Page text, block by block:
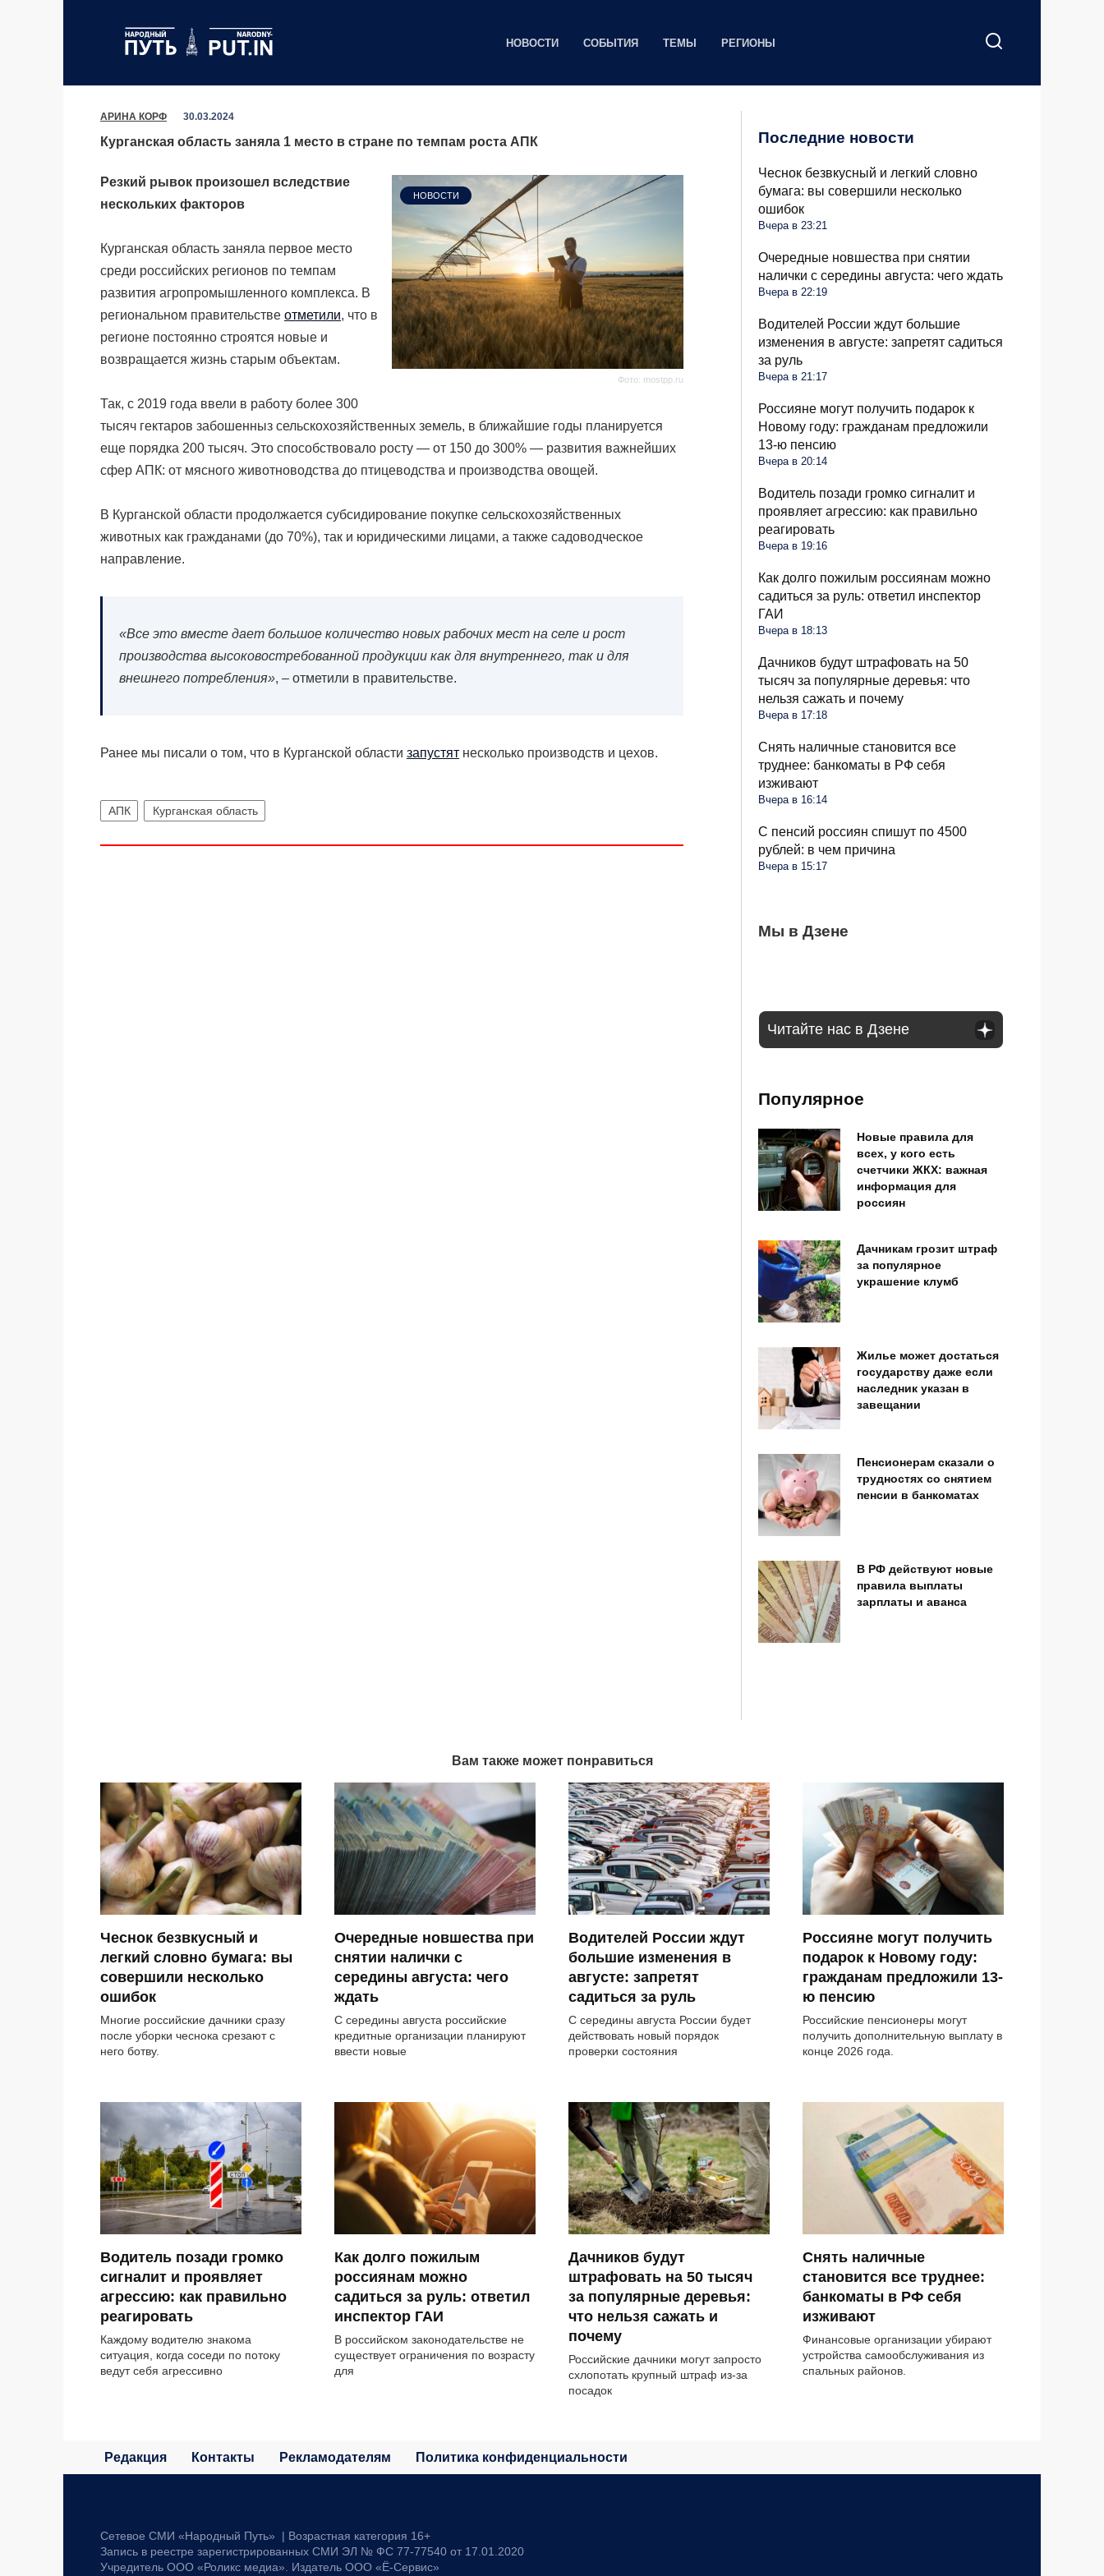
НОВОСТИ СОБЫТИЯ ТЕМЫ РЕГИОНЫ
АРИНА КОРФ 30.03.2024
Курганская область заняла 1 место в стране по темпам роста АПК
Фото: mostpp.ru
НОВОСТИ
Резкий рывок произошел вследствие
нескольких факторов
Курганская область заняла первое место
среди российских регионов по темпам
развития агропромышленного комплекса. В
региональном правительстве отметили, что в
регионе постоянно строятся новые и
возвращается жизнь старым объектам.
Так, с 2019 года ввели в работу более 300
тысяч гектаров забошенныз сельскохозяйственных земель, в ближайшие годы планируется
еще порядка 200 тысяч. Это способствовало росту — от 150 до 300% — развития важнейших
сфер АПК: от мясного животноводства до птицеводства и производства овощей.
В Курганской области продолжается субсидирование покупке сельскохозяйственных
животных как гражданами (до 70%), так и юридическими лицами, а также садоводческое
направление.
«Все это вместе дает большое количество новых рабочих мест на селе и рост
производства высоковостребованной продукции как для внутреннего, так и для
внешнего потребления», – отметили в правительстве.
Ранее мы писали о том, что в Курганской области запустят несколько производств и цехов.
АПК Курганская область
Последние новости
Чеснок безвкусный и легкий словно
бумага: вы совершили несколько
ошибок
Вчера в 23:21
Очередные новшества при снятии
налички с середины августа: чего ждать
Вчера в 22:19
Водителей России ждут большие
изменения в августе: запретят садиться
за руль
Вчера в 21:17
Россияне могут получить подарок к
Новому году: гражданам предложили
13-ю пенсию
Вчера в 20:14
Водитель позади громко сигналит и
проявляет агрессию: как правильно
реагировать
Вчера в 19:16
Как долго пожилым россиянам можно
садиться за руль: ответил инспектор
ГАИ
Вчера в 18:13
Дачников будут штрафовать на 50
тысяч за популярные деревья: что
нельзя сажать и почему
Вчера в 17:18
Снять наличные становится все
труднее: банкоматы в РФ себя
изживают
Вчера в 16:14
С пенсий россиян спишут по 4500
рублей: в чем причина
Вчера в 15:17
Мы в Дзене
Чеснок безвкусный и легкий словно
бумага: вы совершили несколько ошибок
Очередные новшества при снятии
Водителей России ждут большие
Читайте нас в Дзене
Популярное
Новые правила для
всех, у кого есть
счетчики ЖКХ: важная
информация для
россиян
Дачникам грозит штраф
за популярное
украшение клумб
Жилье может достаться
государству даже если
наследник указан в
завещании
Пенсионерам сказали о
трудностях со снятием
пенсии в банкоматах
В РФ действуют новые
правила выплаты
зарплаты и аванса
Вам также может понравиться
Чеснок безвкусный и
легкий словно бумага: вы
совершили несколько
ошибок
Многие российские дачники сразу
после уборки чеснока срезают с
него ботву.
Очередные новшества при
снятии налички с
середины августа: чего
ждать
С середины августа российские
кредитные организации планируют
ввести новые
Водителей России ждут
большие изменения в
августе: запретят
садиться за руль
С середины августа России будет
действовать новый порядок
проверки состояния
Россияне могут получить
подарок к Новому году:
гражданам предложили 13-
ю пенсию
Российские пенсионеры могут
получить дополнительную выплату в
конце 2026 года.
Водитель позади громко
сигналит и проявляет
агрессию: как правильно
реагировать
Каждому водителю знакома
ситуация, когда соседи по потоку
ведут себя агрессивно
Как долго пожилым
россиянам можно
садиться за руль: ответил
инспектор ГАИ
В российском законодательстве не
существует ограничения по возрасту
для
Дачников будут
штрафовать на 50 тысяч
за популярные деревья:
что нельзя сажать и
почему
Российские дачники могут запросто
схлопотать крупный штраф из-за
посадок
Снять наличные
становится все труднее:
банкоматы в РФ себя
изживают
Финансовые организации убирают
устройства самообслуживания из
спальных районов.
Редакция Контакты Рекламодателям Политика конфиденциальности
Сетевое СМИ «Народный Путь» | Возрастная категория 16+
Запись в реестре зарегистрированных СМИ ЭЛ № ФС 77-77540 от 17.01.2020
Учредитель ООО «Роликс медиа». Издатель ООО «Ё-Сервис»